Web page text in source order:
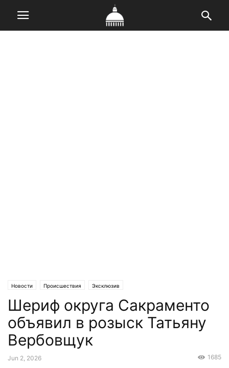
Новости Происшествия Эксклюзив
Шериф округа Сакраменто
объявил в розыск Татьяну
Вербовщук
Jun 2, 2026 1685